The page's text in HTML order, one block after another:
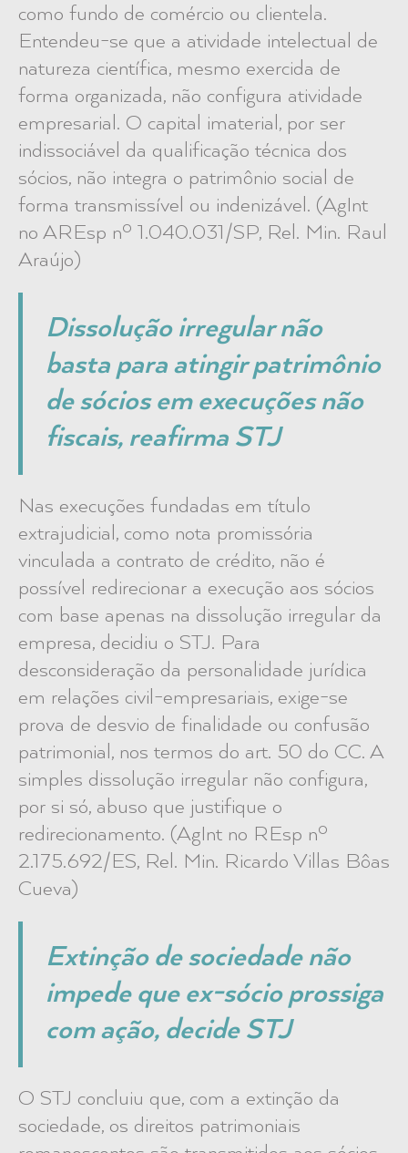
como fundo de comércio ou clientela.
Entendeu-se que a atividade intelectual de
natureza científica, mesmo exercida de
forma organizada, não configura atividade
empresarial. O capital imaterial, por ser
indissociável da qualificação técnica dos
sócios, não integra o patrimônio social de
forma transmissível ou indenizável. (AgInt
no AREsp nº 1.040.031/SP, Rel. Min. Raul
Araújo)
Dissolução irregular não
basta para atingir patrimônio
de sócios em execuções não
fiscais, reafirma STJ
Nas execuções fundadas em título
extrajudicial, como nota promissória
vinculada a contrato de crédito, não é
possível redirecionar a execução aos sócios
com base apenas na dissolução irregular da
empresa, decidiu o STJ. Para
desconsideração da personalidade jurídica
em relações civil-empresariais, exige-se
prova de desvio de finalidade ou confusão
patrimonial, nos termos do art. 50 do CC. A
simples dissolução irregular não configura,
por si só, abuso que justifique o
redirecionamento. (AgInt no REsp nº
2.175.692/ES, Rel. Min. Ricardo Villas Bôas
Cueva)
Extinção de sociedade não
impede que ex-sócio prossiga
com ação, decide STJ
O STJ concluiu que, com a extinção da
sociedade, os direitos patrimoniais